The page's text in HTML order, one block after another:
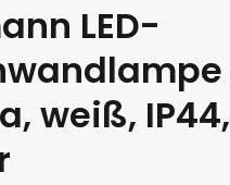
LED-
weiß, IP44,